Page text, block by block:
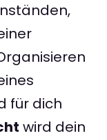
für dich
wird dein